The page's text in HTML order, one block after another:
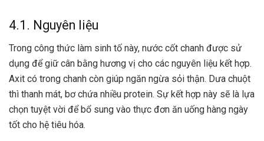
4.1. Nguyên liệu
Trong công thức làm sinh tố này, nước cốt chanh được sử
dụng để giữ cân bằng hương vị cho các nguyên liệu kết hợp.
Axit có trong chanh còn giúp ngăn ngừa sỏi thận. Dưa chuột
thì thanh mát, bơ chứa nhiều protein. Sự kết hợp này sẽ là lựa
chọn tuyệt vời để bổ sung vào thực đơn ăn uống hàng ngày
tốt cho hệ tiêu hóa.